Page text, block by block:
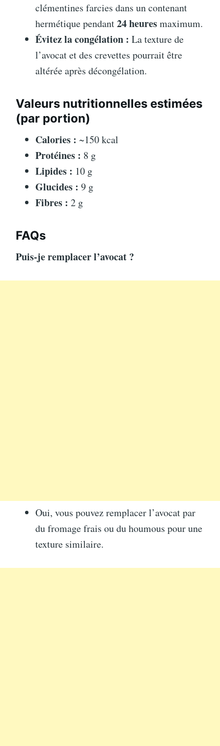
clémentines farcies dans un contenant
hermétique pendant24 heuresmaximum.
Évitez la congélation : La texture de
l’avocat et des crevettes pourrait être
altérée après décongélation.
Valeurs nutritionnelles estimées
(par portion)
Calories : ~150 kcal
Protéines : 8 g
Lipides : 10 g
Glucides : 9 g
Fibres : 2 g
FAQs
Puis-je remplacer l’avocat ?
Oui, vous pouvez remplacer l’avocat par
du fromage frais ou du houmous pour une
texture similaire.